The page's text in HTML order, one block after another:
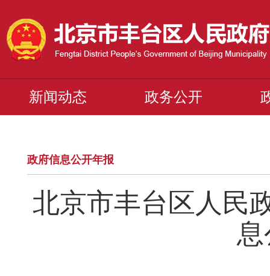
新闻动态 政务公开
政府信息公开年报
北京市丰台区人民